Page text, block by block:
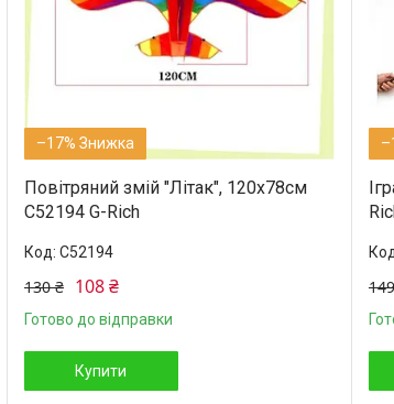
–17%
Повітряний змій "Літак", 120х78см
C52194 G-Rich
C52194
130 ₴ 108 ₴
Готово до відправки
Купити